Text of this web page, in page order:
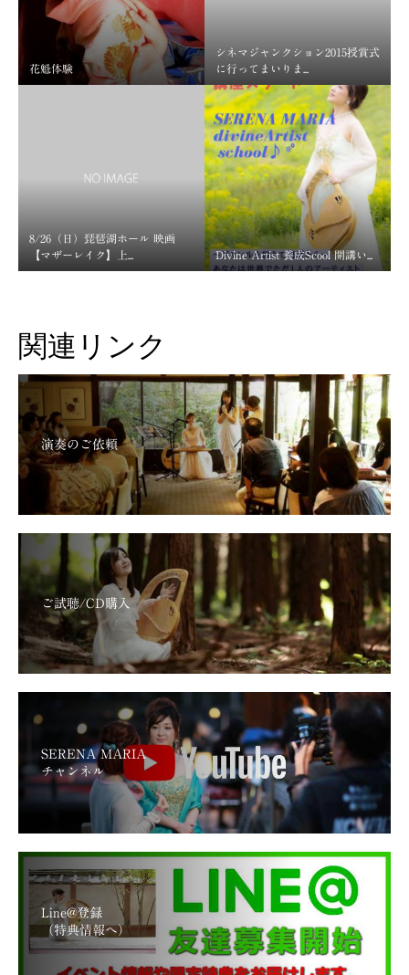
花魁体験
シネマジャンクション2015授賞式
に行ってまいりま...
8/26（日）琵琶湖ホール 映画
【マザーレイク】上...
Divine Artist 養成Scool 開講い...
関連リンク
演奏のご依頼
ご試聴/CD購入
SERENA MARIA
チャンネル
Line@登録
（特典情報へ）